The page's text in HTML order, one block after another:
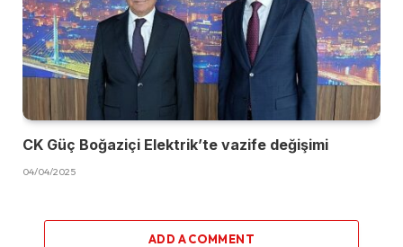
CK Güç Boğaziçi Elektrik’te vazife değişimi
04/04/2025
ADD A COMMENT